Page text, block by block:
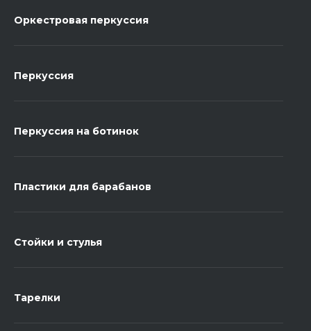
Оркестровая перкуссия
Перкуссия
Перкуссия на ботинок
Пластики для барабанов
Стойки и стулья
Тарелки